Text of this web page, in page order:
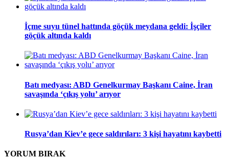
İçme suyu tünel hattında göçük meydana geldi: İşçiler
göçük altında kaldı
Batı medyası: ABD Genelkurmay Başkanı Caine, İran
savaşında ‘çıkış yolu’ arıyor
Rusya’dan Kiev’e gece saldırıları: 3 kişi hayatını kaybetti
YORUM BIRAK